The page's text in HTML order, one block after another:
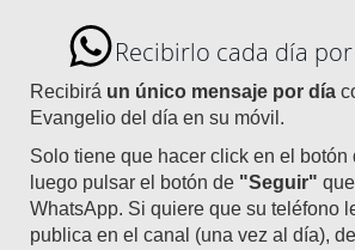
Recibirlo cada día
Recibirá un único mensaje por día
Evangelio del día en su móvil.
Solo tiene que hacer click en el botón
luego pulsar el botón de "Seguir"
WhatsApp. Si quiere que su teléfono
publica en el canal (una vez al día),